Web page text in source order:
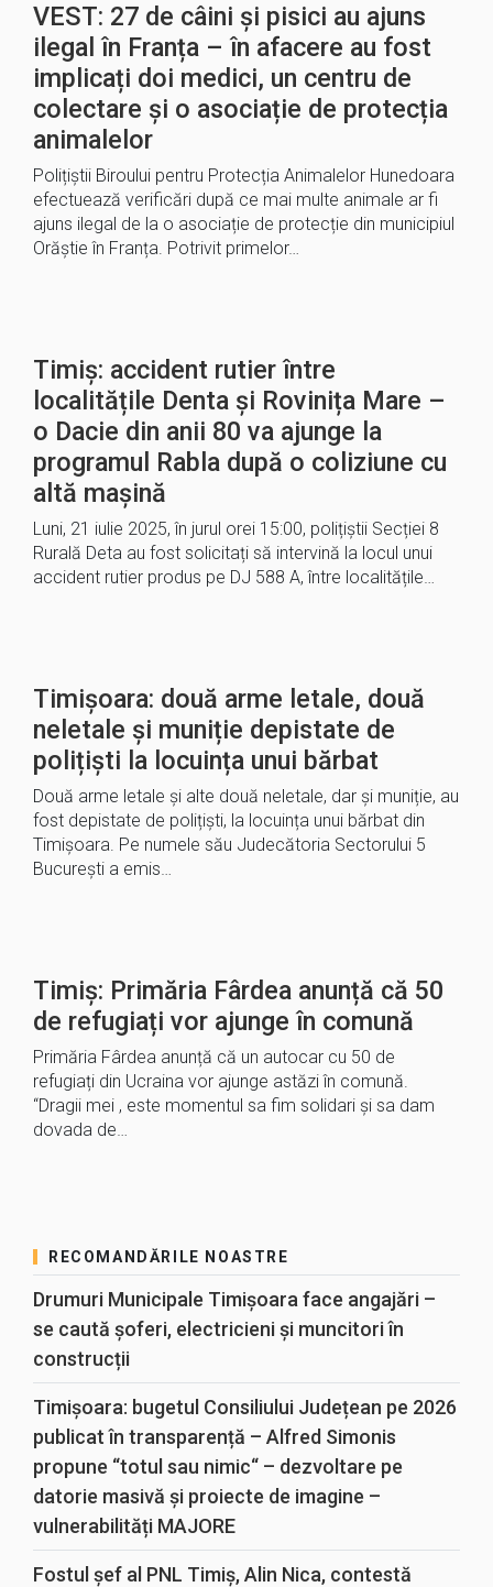
VEST: 27 de câini și pisici au ajuns
ilegal în Franța – în afacere au fost
implicați doi medici, un centru de
colectare și o asociație de protecția
animalelor
Polițiștii Biroului pentru Protecția Animalelor Hunedoara
efectuează verificări după ce mai multe animale ar fi
ajuns ilegal de la o asociație de protecție din municipiul
Orăștie în Franța. Potrivit primelor…
Timiș: accident rutier între
localitățile Denta și Rovinița Mare –
o Dacie din anii 80 va ajunge la
programul Rabla după o coliziune cu
altă mașină
Luni, 21 iulie 2025, în jurul orei 15:00, polițiștii Secției 8
Rurală Deta au fost solicitați să intervină la locul unui
accident rutier produs pe DJ 588 A, între localitățile…
Timișoara: două arme letale, două
neletale şi muniție depistate de
polițiști la locuința unui bărbat
Două arme letale şi alte două neletale, dar şi muniție, au
fost depistate de polițiști, la locuința unui bărbat din
Timișoara. Pe numele său Judecătoria Sectorului 5
București a emis…
Timiș: Primăria Fârdea anunță că 50
de refugiați vor ajunge în comună
Primăria Fârdea anunță că un autocar cu 50 de
refugiați din Ucraina vor ajunge astăzi în comună.
“Dragii mei , este momentul sa fim solidari și sa dam
dovada de…
RECOMANDĂRILE NOASTRE
Drumuri Municipale Timișoara face angajări –
se caută șoferi, electricieni și muncitori în
construcții
Timișoara: bugetul Consiliului Județean pe 2026
publicat în transparență – Alfred Simonis
propune “totul sau nimic“ – dezvoltare pe
datorie masivă și proiecte de imagine –
vulnerabilități MAJORE
Fostul șef al PNL Timiș, Alin Nica, contestă